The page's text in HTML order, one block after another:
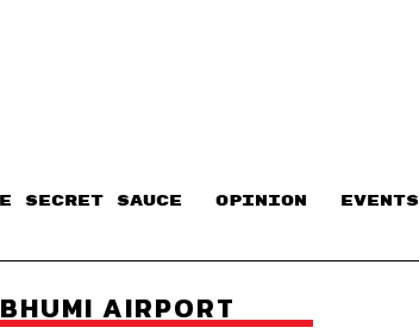
SECRET SAUCE​ OPINION EVENTS
AIRPORT